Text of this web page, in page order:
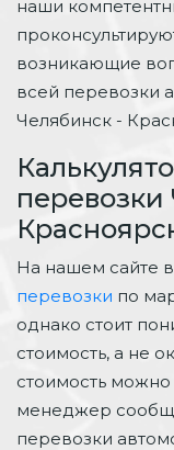
наши
возникающие
всей перевозки
Челябинск -
перевозки
На нашем сайте
перевозки по
однако стоит
стоимость, а не
стоимость
менеджер
перевозки